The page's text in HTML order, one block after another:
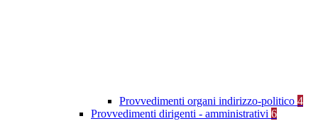
Provvedimenti organi indirizzo-politico 4
Provvedimenti dirigenti - amministrativi 6